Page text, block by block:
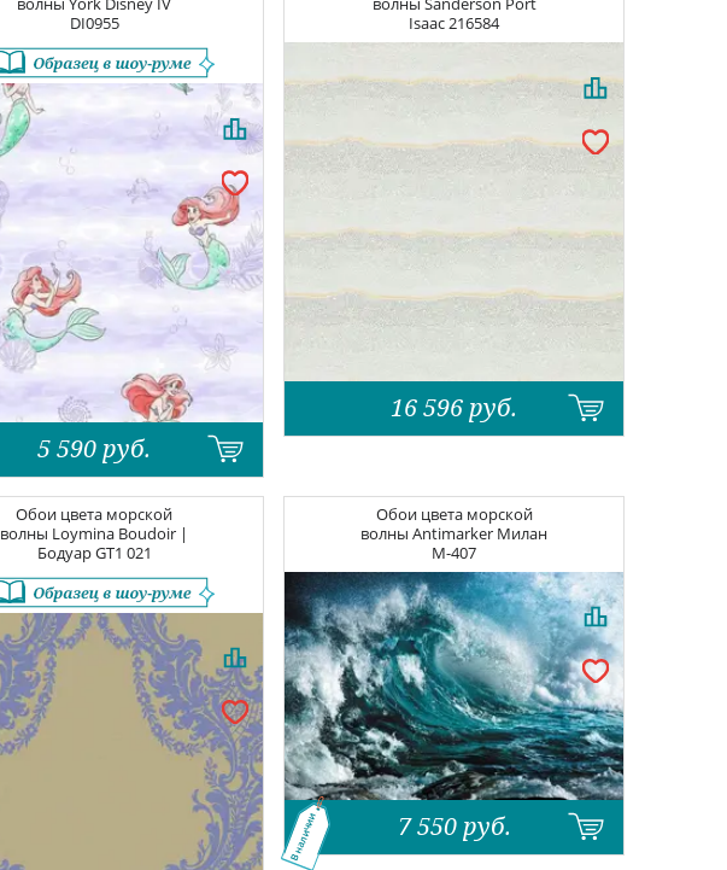
волныYork Disney IV
DI0955
5 590 руб.
волны Sanderson Port
Isaac216584
16 596 руб.
Обои цвета морской
волны Loymina Boudoir |
БодуарGT1 021
Обои цвета морской
волныAntimarker Милан
M-407
7 550 руб.
В наличии